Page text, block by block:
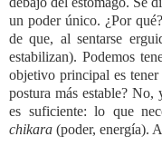
un poder único. ¿Por
de que, al sentarse
estabilizan). Podemos
objetivo principal es tener
postura más estable? No,
es suficiente: lo que
chikara (poder, energía).